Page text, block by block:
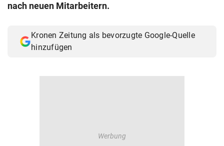
nach neuen Mitarbeitern.
Kronen Zeitung als bevorzugte Google-Quelle
hinzufügen